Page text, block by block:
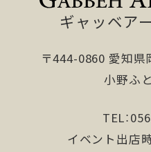
ギャッベア
〒444-0860 愛知
小野ふ
TEL：
イベント出店